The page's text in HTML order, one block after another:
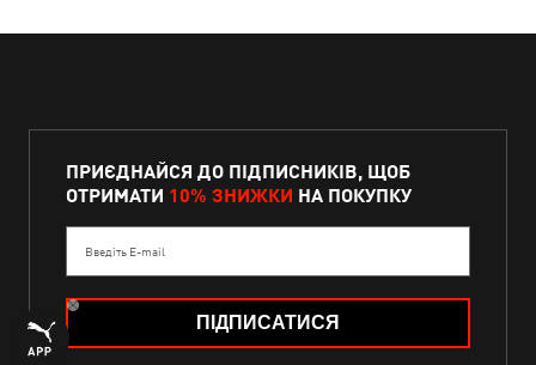
ПРИЄДНАЙСЯ ДО ПІДПИСНИКІВ, ЩОБ
ОТРИМАТИ 10% ЗНИЖКИ НА ПОКУПКУ
Введіть E-mail
ПІДПИСАТИСЯ